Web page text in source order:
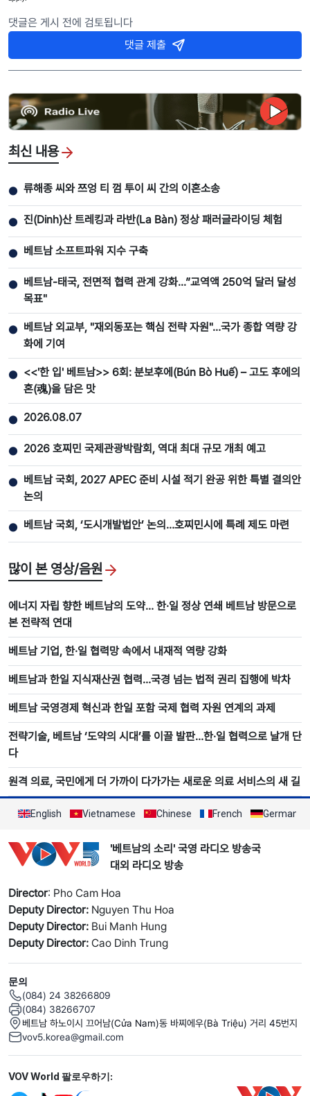
댓글은 게시 전에 검토됩니다
댓글 제출
최신 내용
● 류해종 씨와 쯔엉 티 껌 투이 씨 간의 이혼소송
● 진(Dinh)산 트레킹과 라반(La Bàn) 정상 패러글라이딩 체험
● 베트남 소프트파워 지수 구축
● 베트남-태국, 전면적 협력 관계 강화...”교역액 250억 달러 달성
목표"
● 베트남 외교부, "재외동포는 핵심 전략 자원"…국가 종합 역량 강
화에 기여
● <<'한 입' 베트남>> 6회: 분보후에(Bún Bò Huế) – 고도 후에의
혼(魂)을 담은 맛
● 2026.08.07
● 2026 호찌민 국제관광박람회, 역대 최대 규모 개최 예고
● 베트남 국회, 2027 APEC 준비 시설 적기 완공 위한 특별 결의안
논의
● 베트남 국회, ‘도시개발법안’ 논의…호찌민시에 특례 제도 마련
많이 본 영상/음원
에너지 자립 향한 베트남의 도약… 한·일 정상 연쇄 베트남 방문으로
본 전략적 연대
베트남 기업, 한·일 협력망 속에서 내재적 역량 강화
베트남과 한일 지식재산권 협력…국경 넘는 법적 권리 집행에 박차
베트남 국영경제 혁신과 한일 포함 국제 협력 자원 연계의 과제
전략기술, 베트남 ‘도약의 시대’를 이끌 발판…한·일 협력으로 날개 단
다
원격 의료, 국민에게 더 가까이 다가가는 새로운 의료 서비스의 새 길
English Vietnamese Chinese French German
'베트남의 소리' 국영 라디오 방송국
대외 라디오 방송
Director: Pho Cam Hoa
Deputy Director: Nguyen Thu Hoa
Deputy Director: Bui Manh Hung
Deputy Director: Cao Dinh Trung
문의
(084) 24 38266809
(084) 38266707
베트남 하노이시 끄어남(Cửa Nam)동 바찌에우(Bà Triệu) 거리 45번지
vov5.korea@gmail.com
Mạng xã hội
VOV World 팔로우하기: